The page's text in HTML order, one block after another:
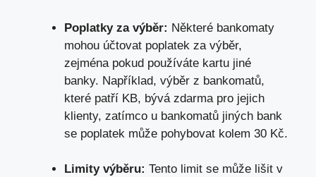
Poplatky za výběr: Některé bankomaty
mohou účtovat poplatek za výběr,
zejména pokud používáte kartu jiné
banky. Například, výběr z bankomatů,
které patří KB, bývá zdarma pro jejich
klienty, zatímco u bankomatů jiných bank
se poplatek může pohybovat kolem 30 Kč.
Limity výběru: Tento limit se může lišit v